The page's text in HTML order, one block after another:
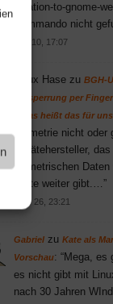
location-to-gnome-
Kommando nicht
Apr. 10, 17:07
Linux Hasezu BGH-
Entsperrung per
– was heißt das für
Biometrie nicht oder
Gerätehersteller,
biometrischen
Dritte weiter gibt.…”
Feb. 26, 23:21
Gabrielzu Kate als
Vorschau: “Mega, es
es nicht gibt mit
nach 30 Jahren